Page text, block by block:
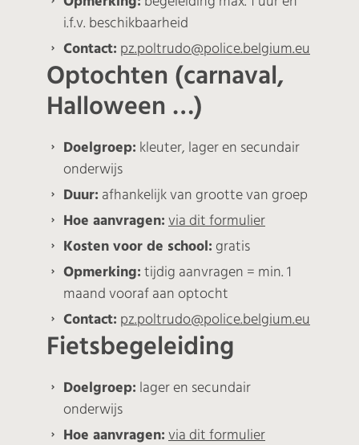
i.f.v. beschikbaarheid
Contact: pz.poltrudo@police.belgium.eu
Optochten (carnaval,
Halloween …)
Doelgroep: kleuter, lager en secundair
onderwijs
Duur: afhankelijk van grootte van groep
Hoe aanvragen: via dit formulier
Kosten voor de school: gratis
Opmerking: tijdig aanvragen = min. 1
maand vooraf aan optocht
Contact: pz.poltrudo@police.belgium.eu
Fietsbegeleiding
Doelgroep: lager en secundair
onderwijs
Hoe aanvragen: via dit formulier